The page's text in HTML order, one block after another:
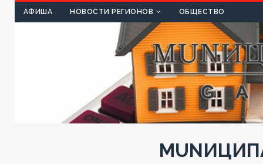
АФИША НОВОСТИ РЕГИОНОВ ОБЩЕСТВО